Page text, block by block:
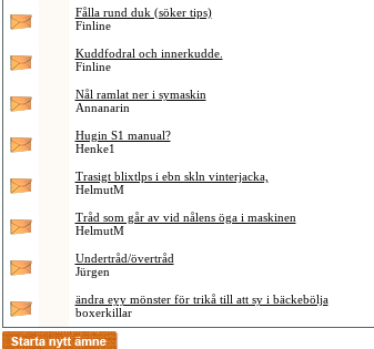
Fålla rund duk (söker tips)
Finline
Kuddfodral och innerkudde.
Finline
Nål ramlat ner i symaskin
Annanarin
Hugin S1 manual?
Henke1
Trasigt blixtlps i ebn skln vinterjacka,
HelmutM
Tråd som går av vid nålens öga i maskinen
HelmutM
Undertråd/övertråd
Jürgen
ändra eyy mönster för trikå till att sy i bäckebölja
boxerkillar